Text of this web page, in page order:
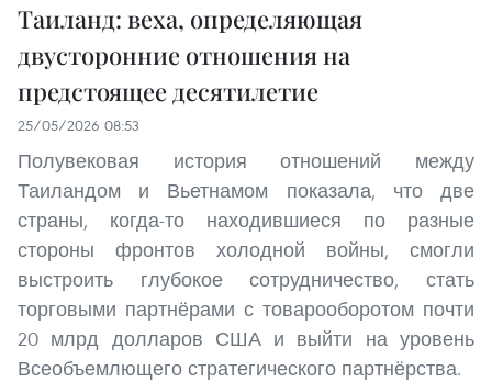
Таиланд: веха, определяющая
двусторонние отношения на
предстоящее десятилетие
25/05/2026 08:53
Полувековая история отношений между
Таиландом и Вьетнамом показала, что две
страны, когда-то находившиеся по разные
стороны фронтов холодной войны, смогли
выстроить глубокое сотрудничество, стать
торговыми партнёрами с товарооборотом почти
20 млрд долларов США и выйти на уровень
Всеобъемлющего стратегического партнёрства.